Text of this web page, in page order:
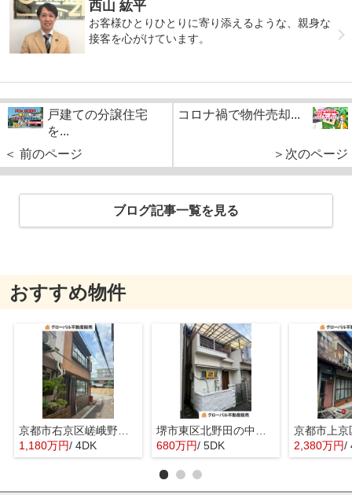
西山 紘平
お客様ひとりひとりに寄り添えるような、親身な
接客を心がけています。
戸建ての分譲住宅
を...
＜ 前のページ
コロナ禍で物件売却...
＞次のページ
ブログ記事一覧を見る
おすすめ物件
京都市右京区嵯峨野宮ノ元町の中古一戸建
1,180万円/ 4DK
680万円/ 5DK 2,380万円/